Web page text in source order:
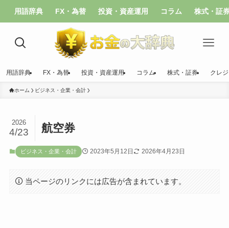
用語辞典 FX・為替 投資・資産運用 コラム 株式・証
用語辞典 FX・為替 投資・資産運用 コラム 株式・証券 クレ
ホーム ビジネス・企業・会計
航空券
2026
4/23
ビジネス・企業・会計 2023年5月12日 2026年4月23日
当ページのリンクには広告が含まれています。